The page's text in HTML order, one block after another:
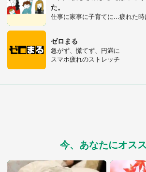
た。
仕事に家事に子育てに...疲れた時
ゼロまる
急がず、慌てず、円満に
スマホ疲れのストレッチ
今、あなたにオス